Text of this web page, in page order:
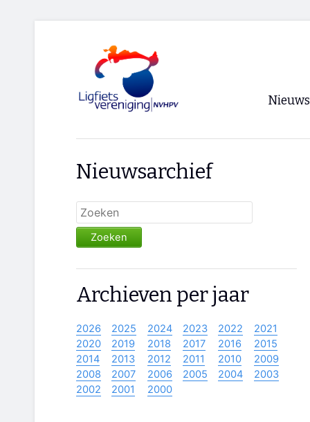
Nieuws
Nieuwsarchief
Zoeken
Archieven per jaar
2026 2025 2024 2023 2022
2021
2020
2019 2018 2017 2016
2015
2014
2013 2012 2011 2010
2009
2008
2007 2006 2005 2004
2003
2002
2001 2000